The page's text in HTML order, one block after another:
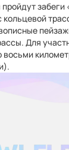
пройдут
кольцевой
Для
восьми